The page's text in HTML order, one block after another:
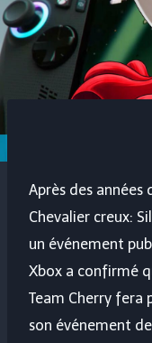
Après des
Chevalier creux:
un événement
Xbox a confirmé
Team Cherry fera
son événement